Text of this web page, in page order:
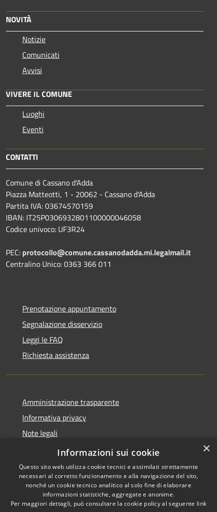
NOVITÀ
Notizie
Comunicati
Avvisi
VIVERE IL COMUNE
Luoghi
Eventi
CONTATTI
Comune di Cassano d'Adda
Piazza Matteotti, 1 - 20062 - Cassano d'Adda
Partita IVA: 03674570159
IBAN: IT25P0306932801100000046058
Codice univoco: UF3R24
PEC: protocollo@comune.cassanodadda.mi.legalmail.it
Centralino Unico: 0363 366 011
Prenotazione appuntamento
Segnalazione disservizio
Leggi le FAQ
Richiesta assistenza
Amministrazione trasparente
Informativa privacy
Note legali
Dichiarazione di accessibilità
Accessibilità
Copyright © 2026 • Comune di
Cassano d'Adda • Powered by
×
Informazioni sui cookie
Questo sito web utilizza cookie tecnici e assimilati strettamente
necessari al corretto funzionamento e alla navigazione del sito,
nonché un cookie tecnico analitico al solo fine di elaborare
informazioni statistiche, aggregate e anonime.
Per maggiori dettagli, può consultare la cookie policy al seguente link